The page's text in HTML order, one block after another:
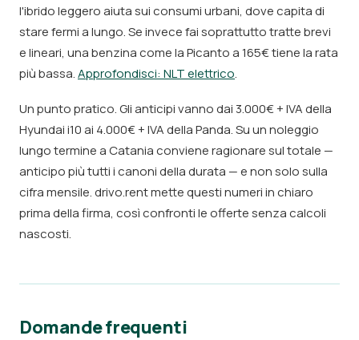
l'ibrido leggero aiuta sui consumi urbani, dove capita di
stare fermi a lungo. Se invece fai soprattutto tratte brevi
e lineari, una benzina come la Picanto a 165€ tiene la rata
più bassa.Approfondisci: NLT elettrico.
Un punto pratico. Gli anticipi vanno dai 3.000€ + IVA della
Hyundai i10 ai 4.000€ + IVA della Panda. Su un noleggio
lungo termine a Catania conviene ragionare sul totale —
anticipo più tutti i canoni della durata — e non solo sulla
cifra mensile. drivo.rent mette questi numeri in chiaro
prima della firma, così confronti le offerte senza calcoli
nascosti.
Domande frequenti